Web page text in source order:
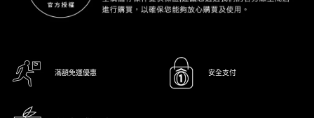
滿額免運優惠 安全支付